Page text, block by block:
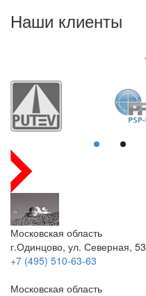
Наши клиенты
Московская область
г.Одинцово, ул. Северная, 53
+7 (495) 510-63-63
Московская область